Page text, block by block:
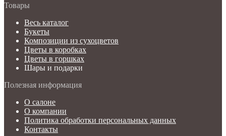
Товары
Весь каталог
Букеты
Композиции из сухоцветов
Цветы в коробках
Цветы в горшках
Шары и подарки
Полезная информация
О салоне
О компании
Политика обработки персональных данных
Контакты